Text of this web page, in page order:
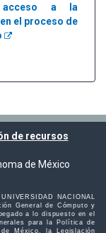
a la
el proceso de
de recursos
de México
NACIONAL
General de Cómputo y
a lo dispuesto en el
para la Política de
México, la Legislación